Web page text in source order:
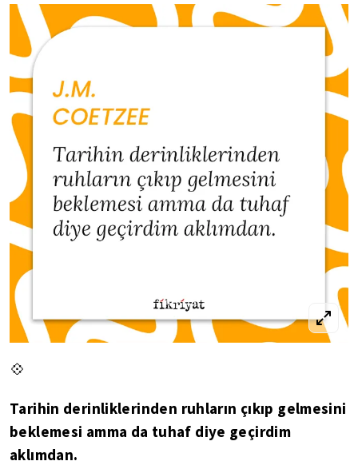
💠
Tarihin derinliklerinden ruhların çıkıp gelmesini
beklemesi amma da tuhaf diye geçirdim
aklımdan.